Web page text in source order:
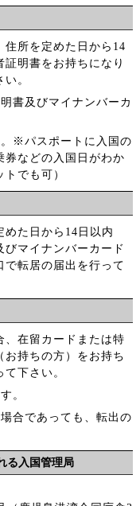
所を定めた日から14
明書をお持ちになり
。
書及びマイナンバーカ
※パスポートに入国の
券などの入国日がわか
でも可）
た日から14日以内
マイナンバーカード
で転居の届出を行って
、在留カードまたは特
お持ちの方）をお持ち
下さい。
。
合であっても、転出の
る入国管理局